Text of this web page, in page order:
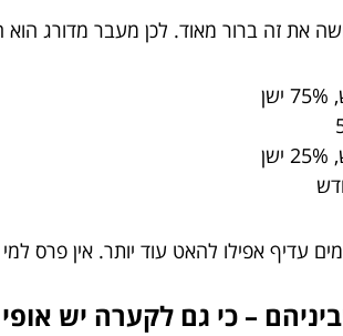
את זה ברור מאוד. לכן מעבר מדורג
עדיף אפילו להאט עוד יותר. אין פרס
– כי גם לקערה יש אופי